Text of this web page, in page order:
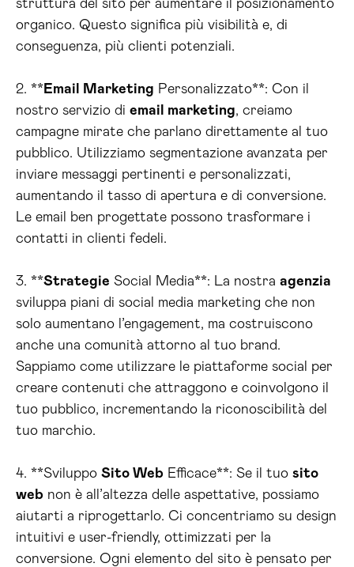
struttura del sito per aumentare il posizionamento
organico. Questo significa più visibilità e, di
conseguenza, più clienti potenziali.
2. **Email Marketing Personalizzato**: Con il
nostro servizio di email marketing, creiamo
campagne mirate che parlano direttamente al tuo
pubblico. Utilizziamo segmentazione avanzata per
inviare messaggi pertinenti e personalizzati,
aumentando il tasso di apertura e di conversione.
Le email ben progettate possono trasformare i
contatti in clienti fedeli.
3. **Strategie Social Media**: La nostra agenzia
sviluppa piani di social media marketing che non
solo aumentano l’engagement, ma costruiscono
anche una comunità attorno al tuo brand.
Sappiamo come utilizzare le piattaforme social per
creare contenuti che attraggono e coinvolgono il
tuo pubblico, incrementando la riconoscibilità del
tuo marchio.
4. **Sviluppo Sito Web Efficace**: Se il tuo sito
web non è all’altezza delle aspettative, possiamo
aiutarti a riprogettarlo. Ci concentriamo su design
intuitivi e user-friendly, ottimizzati per la
conversione. Ogni elemento del sito è pensato per